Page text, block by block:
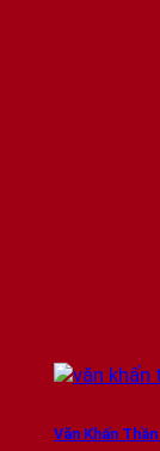
Văn Khấn